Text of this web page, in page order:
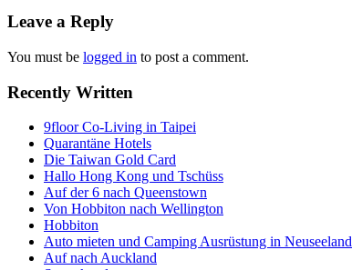
Leave a Reply
You must be logged in to post a comment.
Recently Written
9floor Co-Living in Taipei
Quarantäne Hotels
Die Taiwan Gold Card
Hallo Hong Kong und Tschüss
Auf der 6 nach Queenstown
Von Hobbiton nach Wellington
Hobbiton
Auto mieten und Camping Ausrüstung in Neuseeland
Auf nach Auckland